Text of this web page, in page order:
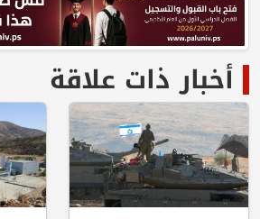
أخبار ذات علاقة